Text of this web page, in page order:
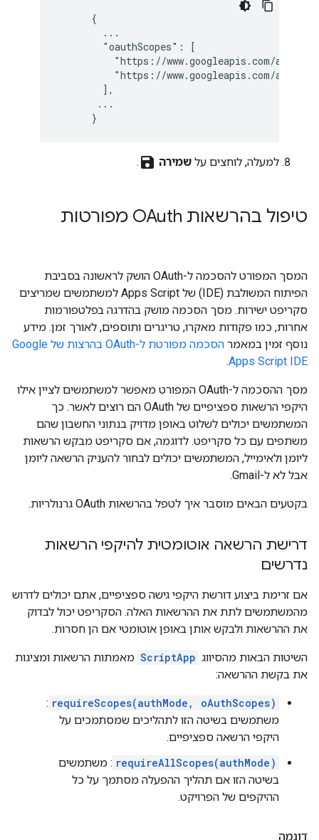
      {
        ...
        "oauthScopes": [
"https://www.googleapis.com/auth/
"https://www.googleapis.com/auth/
        ],
       ...
      }
למעלה, לוחצים על שמירה save
.
טיפול בהרשאות OAuth מפורטות
המסך המפורט להסכמה ל-OAuth הושק לראשונה בסביבת
הפיתוח המשולבת (IDE) של Apps Script למשתמשים שמריצים
סקריפט ישירות. מסך הסכמה מושק בהדרגה בפלטפורמות
אחרות, כמו פקודות מאקרו, טריגרים ותוספים, לאורך זמן. מידע
נוסף זמין במאמר
הסכמה מפורטת ל-OAuth בהרצות של Google
Apps Script IDE
.
מסך ההסכמה ל-OAuth המפורט מאפשר למשתמשים לציין אילו
היקפי הרשאות ספציפיים של OAuth הם רוצים לאשר. כך
המשתמשים יכולים לשלוט באופן מדויק בנתוני החשבון שהם
משתפים עם כל סקריפט. לדוגמה, אם סקריפט מבקש הרשאות
ליומן ולאימייל, המשתמשים יכולים לבחור להעניק הרשאה ליומן
אבל לא ל-Gmail.
בקטעים הבאים מוסבר איך לטפל בהרשאות OAuth גרנולריות.
דרישת הרשאה אוטומטית להיקפי הרשאות
נדרשים
אם זרימת ביצוע דורשת היקפי גישה ספציפיים, אתם יכולים לדרוש
מהמשתמשים לתת את ההרשאות האלה. הסקריפט יכול לבדוק
את ההרשאות ולבקש אותן באופן אוטומטי אם הן חסרות.
השיטות הבאות מהסיווג ScriptApp מאמתות הרשאות ומציגות
את בקשת ההרשאה:
requireScopes(authMode, oAuthScopes)
:
משתמשים בשיטה הזו לתהליכים שמסתמכים על
היקפי הרשאה ספציפיים.
requireAllScopes(authMode) : משתמשים
בשיטה הזו אם תהליך ההפעלה מסתמך על כל
ההיקפים של הפרויקט.
דוגמה